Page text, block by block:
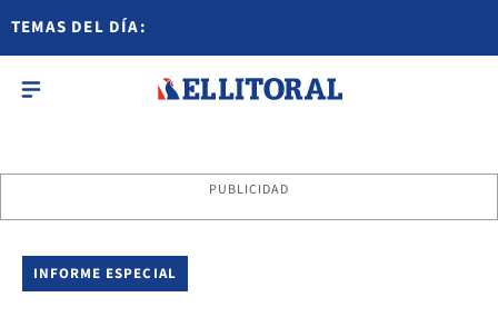
TEMAS DEL DÍA:
PUBLICIDAD
INFORME ESPECIAL